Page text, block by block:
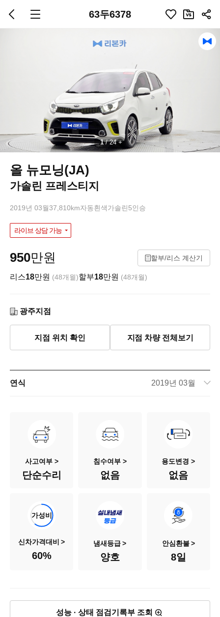
63두6378
1/24
올 뉴모닝(JA)
가솔린 프레스티지
2019년 03월37,810km자동흰색가솔린5인승
라이브 상담 가능
950만원 할부/리스 계산기
리스18만원 (48개월)할부18만원 (48개월)
광주지점
지점 위치 확인 지점 차량 전체보기
연식 2019년 03월
차량번호 63두6378
색상 흰색
가솔린
배기량 998cc
사고여부 >
단순수리
침수여부 >
없음
용도변경 >
없음
가성비
신차가격대비
60%
냄새등급
양호
안심환불
8일
성능 · 상태 점검기록부 조회